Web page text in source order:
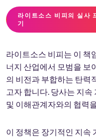
라이트소스 비피의 실사
기
라이트소스 비피는 이 책
너지 산업에서 모범을 보
의 비전과 부합하는 탄력
고자 합니다. 당사는 지
및 이해관계자와의 협력
이 정책은 장기적인 지속